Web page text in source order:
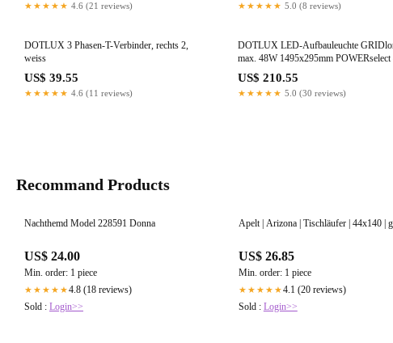
★★★★★ 4.6 (21 reviews) ★★★★★ 5.0 (8 reviews)
DOTLUX 3 Phasen-T-Verbinder, rechts 2,
weiss
US$ 39.55
★★★★★ 4.6 (11 reviews)
DOTLUX LED-Aufbauleuchte
max. 48W 1495x295mm POWERselect
UGR<16
US$ 210.55
★★★★★ 5.0 (30 reviews)
Recommand Products
Nachthemd Model 228591 Donna
US$ 24.00
Min. order: 1 piece
★★★★★4.8 (18 reviews)
Sold : Login>>
Apelt | Arizona | Tischläufer | 44x140 |
US$ 26.85
Min. order: 1 piece
★★★★★4.1 (20 reviews)
Sold : Login>>